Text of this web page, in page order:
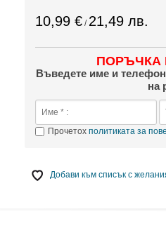
10,99 € / 21,49 лв.
ПОРЪЧКА
Въведете име и
на
Прочетохполитиката за
Добави към списък с